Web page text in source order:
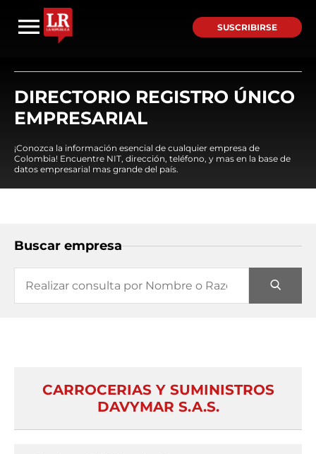
SUSCRIBIRSE
DIRECTORIO REGISTRO ÚNICO
EMPRESARIAL
¡Conozca la información esencial de cualquier empresa de
Colombia! Encuentre NIT, dirección, teléfono, y mas en la base de
datos empresarial mas grande del país.
Buscar empresa
CARROCERIAS Y SUMINISTROS
DAVYMAR S.A.S.